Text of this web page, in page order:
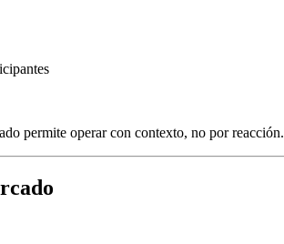
permite operar con contexto, no por reacción.